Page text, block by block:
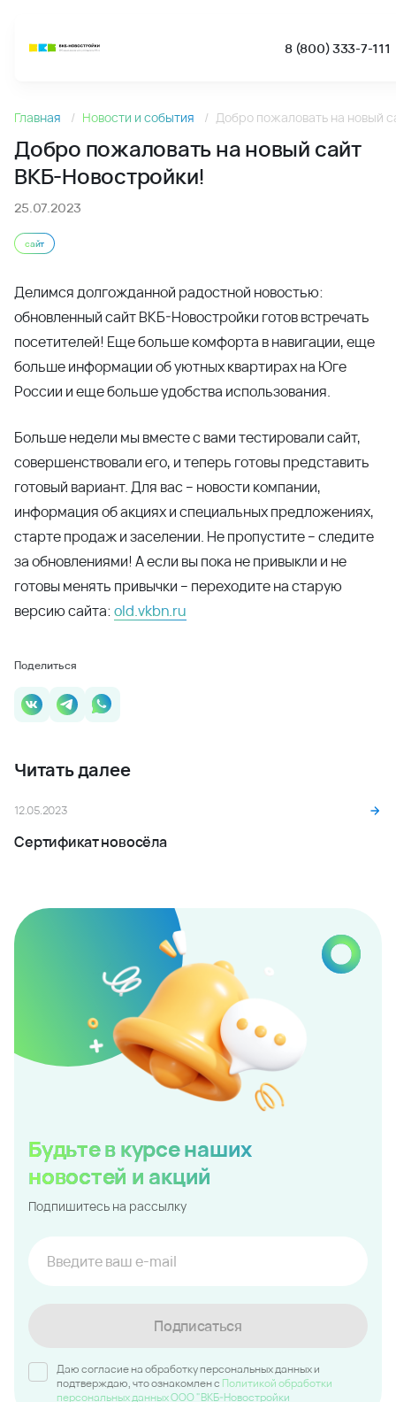
8 (800) 333-7-111
Новости
Главная Новости и события Добро пожаловать на новый
Будьте в курсе наших
новостей и акций
Подпишитесь на рассылку
Подписаться
Даю согласие на обработку персональных данных и
подтверждаю, что ознакомлен c Политикой обработки
персональных данных ООО "ВКБ-Новостройки
Добро пожаловать на новый сайт
ВКБ-Новостройки!
25.07.2023
сайт
Делимся долгожданной радостной новостью:
обновленный сайт ВКБ-Новостройки готов встречать
посетителей! Еще больше комфорта в навигации, еще
больше информации об уютных квартирах на Юге
России и еще больше удобства использования.
Больше недели мы вместе с вами тестировали сайт,
совершенствовали его, и теперь готовы представить
готовый вариант. Для вас – новости компании,
информация об акциях и специальных предложениях,
старте продаж и заселении. Не пропустите – следите
за обновлениями! А если вы пока не привыкли и не
готовы менять привычки – переходите на старую
версию сайта:old.vkbn.ru
Поделиться
Читать далее
12.05.2023
Сертификат новосёла